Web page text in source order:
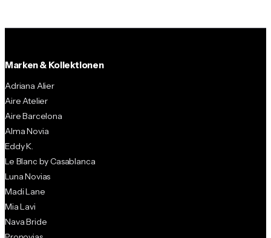
Marken & Kollektionen
Adriana Alier
Aire Atelier
Aire Barcelona
Alma Novia
Eddy K.
Le Blanc by Casablanca
Luna Novias
Madi Lane
Mia Lavi
Nava Bride